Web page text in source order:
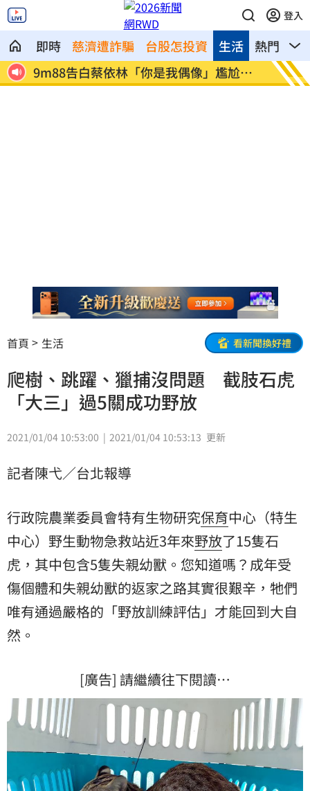
登入
即時 慈濟遭詐騙 台股怎投資 熱門 影
生活
結
綠營竹北市長「2選1」？鄭朝方首度鬆口
了
長榮
首頁 生活 看新聞換好禮
爬樹、跳躍、獵捕沒問題 截肢石虎
「大三」過5關成功野放
2021/01/04 10:53:00 2021/01/04 10:53:13 更新
記者陳弋／台北報導
行政院農業委員會特有生物研究保育中心（特生
中心）野生動物急救站近3年來野放了15隻石
虎 ，其中包含5隻失親幼獸。您知道嗎？成年受
傷個體和失親幼獸的返家之路其實很艱辛，牠們
唯有通過嚴格的「野放訓練評估」才能回到大自
然。
[廣告] 請繼續往下閱讀…